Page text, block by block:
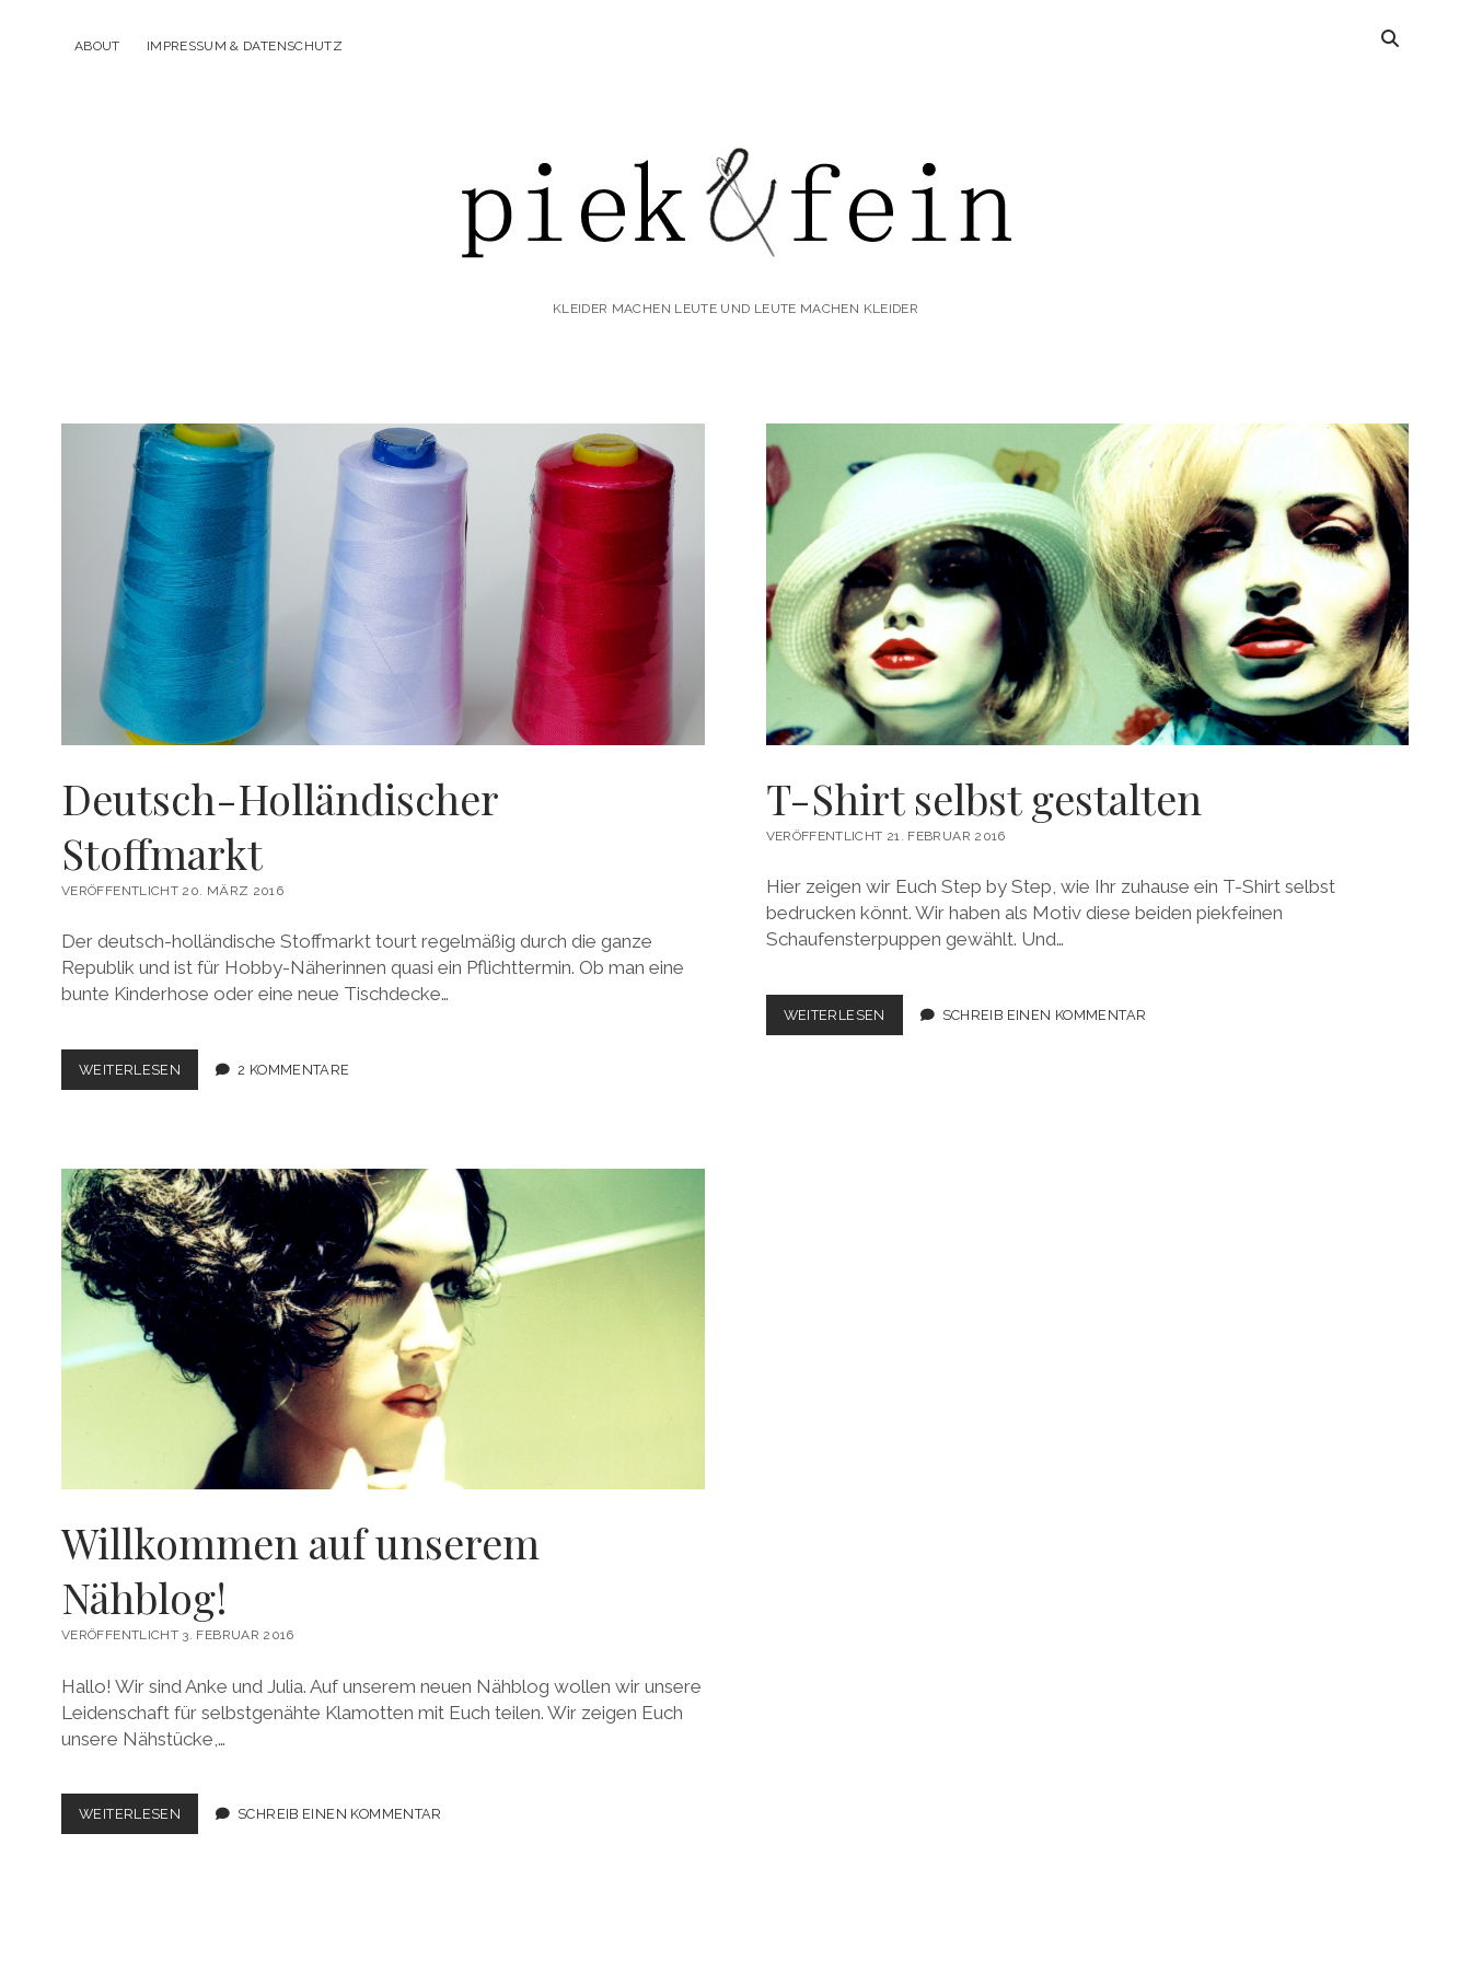
ABOUT IMPRESSUM & DATENSCHUTZ
piek&fein
KLEIDER MACHEN LEUTE UND LEUTE MACHEN KLEIDER
piek&fein
Beiträge
Deutsch-Holländischer
Stoffmarkt
VERÖFFENTLICHT 20. MÄRZ 2016
Der deutsch-holländische Stoffmarkt tourt regelmäßig durch die ganze
Republik und ist für Hobby-Näherinnen quasi ein Pflichttermin. Ob man eine
bunte Kinderhose oder eine neue Tischdecke…
WEITERLESEN DEUTSCH-
HOLLÄNDISCHER
2 KOMMENTARE
T-Shirt selbst gestalten
VERÖFFENTLICHT 21. FEBRUAR 2016
Hier zeigen wir Euch Step by Step, wie Ihr zuhause ein T-Shirt selbst
bedrucken könnt. Wir haben als Motiv diese beiden piekfeinen
Schaufensterpuppen gewählt. Und…
WEITERLESEN
SHIRT
SCHREIB EINEN KOMMENTAR
Willkommen auf unserem
Nähblog!
VERÖFFENTLICHT 3. FEBRUAR 2016
Hallo! Wir sind Anke und Julia. Auf unserem neuen Nähblog wollen wir unsere
Leidenschaft für selbstgenähte Klamotten mit Euch teilen. Wir zeigen Euch
unsere Nähstücke,…
WEITERLESEN WILLKOMMEN
AUF
SCHREIB EINEN KOMMENTAR